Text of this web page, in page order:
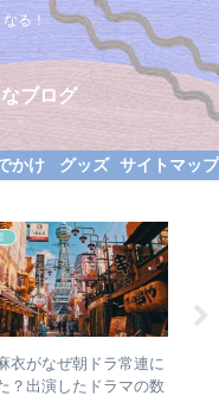
る！
ブログ
かけ グッズ サイトマップ
衣がなぜ朝ドラ常連に
？出演したドラマの数